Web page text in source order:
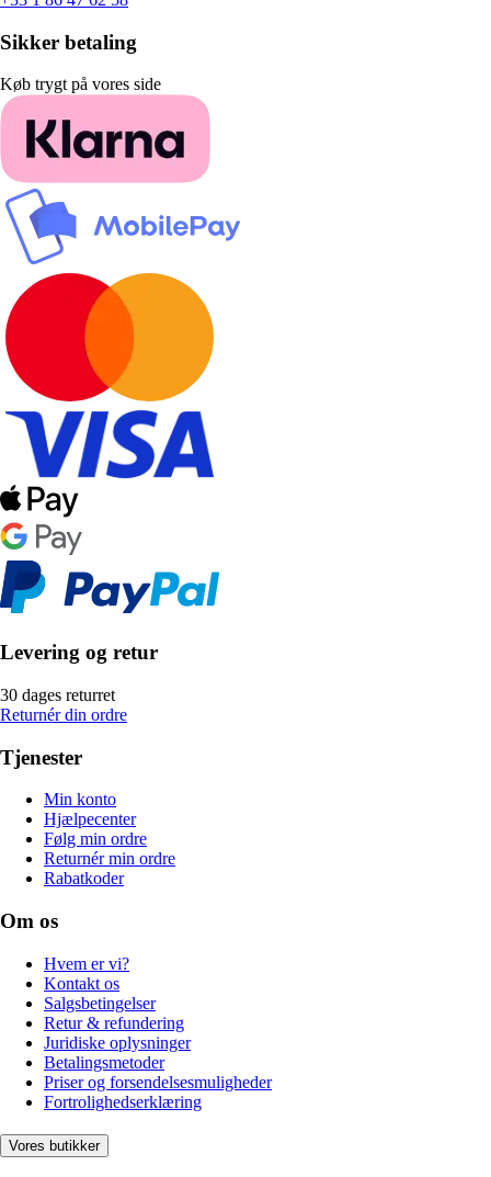
Sikker betaling
Køb trygt på vores side
Levering og retur
30 dages returret
Returnér din ordre
Tjenester
Min konto
Hjælpecenter
Følg min ordre
Returnér min ordre
Rabatkoder
Om os
Hvem er vi?
Kontakt os
Salgsbetingelser
Retur & refundering
Juridiske oplysninger
Betalingsmetoder
Priser og forsendelsesmuligheder
Fortrolighedserklæring
Vores butikker